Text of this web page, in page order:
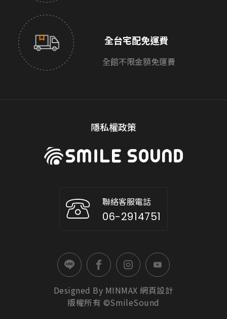
全台宅配免運費
全館不限金額免運費
隱私權政策
聯絡客服電話
06-2914751
Designed By MINMAX 網頁設計
版權所有 ©SmileSound